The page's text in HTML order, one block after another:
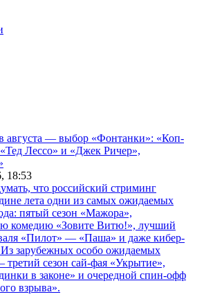
августа — выбор «Фонтанки»: «Коп-
Лессо» и «Джек Ричер»,
18:53
что российский стриминг
лета одни из самых ожидаемых
пятый сезон «Мажора»,
комедию «Зовите Витю!», лучший
«Пилот» — «Паша» и даже кибер-
зарубежных особо ожидаемых
третий сезон сай-фая «Укрытие»,
в законе» и очередной спин-офф
взрыва».